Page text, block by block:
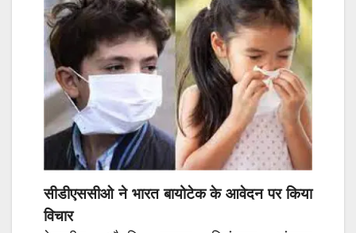
सीडीएससीओ ने भारत बायोटेक के आवेदन पर किया
विचार